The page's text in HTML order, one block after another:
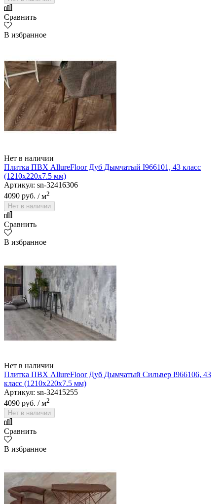
Сравнить
В избранное
Нет в наличии
Плитка ПВХ AllureFloor Дуб Дымчатый I966101, 43 класс
(1210х220х7.5 мм)
Артикул: sn-32416306
4090 руб. / м2
Нет в наличии
Сравнить
В избранное
Нет в наличии
Плитка ПВХ AllureFloor Дуб Дымчатый Сильвер I966106, 43
класс (1210х220х7.5 мм)
Артикул: sn-32415255
4090 руб. / м2
Нет в наличии
Сравнить
В избранное